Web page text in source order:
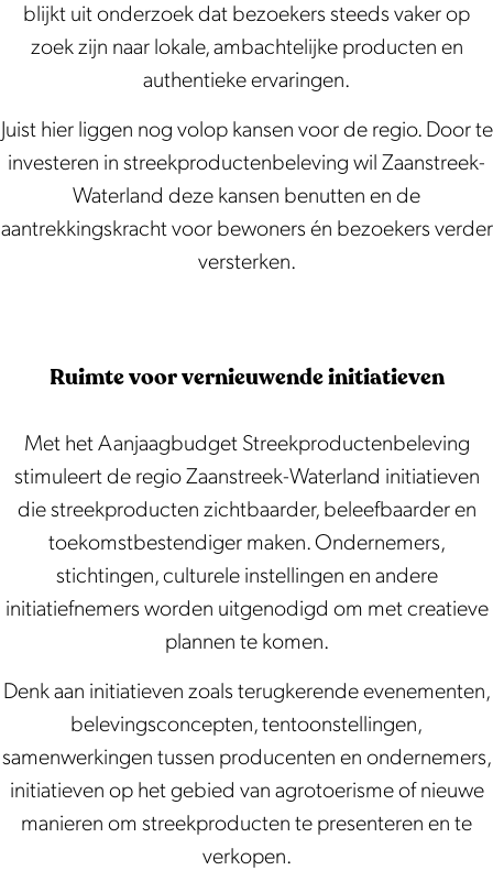
blijkt uit onderzoek dat bezoekers steeds vaker op
zoek zijn naar lokale, ambachtelijke producten en
authentieke ervaringen.
Juist hier liggen nog volop kansen voor de regio. Door te
investeren in streekproductenbeleving wil Zaanstreek-
Waterland deze kansen benutten en de
aantrekkingskracht voor bewoners én bezoekers verder
versterken.
Ruimte voor vernieuwende initiatieven
Met het Aanjaagbudget Streekproductenbeleving
stimuleert de regio Zaanstreek-Waterland initiatieven
die streekproducten zichtbaarder, beleefbaarder en
toekomstbestendiger maken. Ondernemers,
stichtingen, culturele instellingen en andere
initiatiefnemers worden uitgenodigd om met creatieve
plannen te komen.
Denk aan initiatieven zoals terugkerende evenementen,
belevingsconcepten, tentoonstellingen,
samenwerkingen tussen producenten en ondernemers,
initiatieven op het gebied van agrotoerisme of nieuwe
manieren om streekproducten te presenteren en te
verkopen.